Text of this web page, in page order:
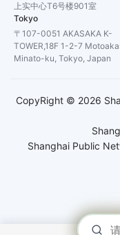
上实中心T6号楼901室
Tokyo
〒107-0051 AKASAKA K-
TOWER,18F 1-2-7
Minato-ku, Tokyo, Japan
Shanghai Public
CopyRight © 2026